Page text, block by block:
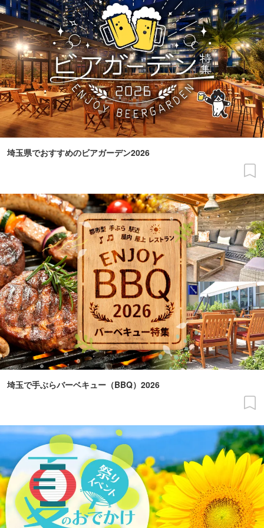
埼玉県でおすすめのビアガーデン2026
埼玉で手ぶらバーベキュー（BBQ）2026